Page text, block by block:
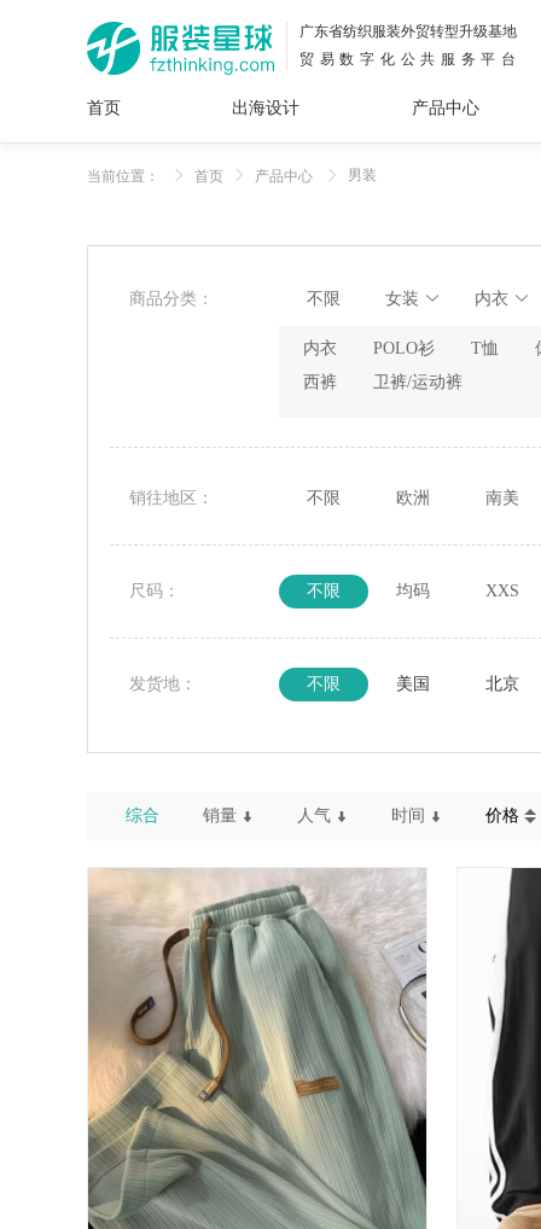
广东省纺织服装外贸转型升级基地
贸易数字化公共服务平台
首页 出海设计 产品中心
当前位置： 首页 产品中心 男装
商品分类： 不限 女装 内衣
内衣 POLO衫 T恤
西裤
卫裤/运动裤
销往地区： 不限 欧洲 南美
尺码： 不限 均码 XXS
发货地： 不限 美国 北京
综合 销量 人气 时间 价格